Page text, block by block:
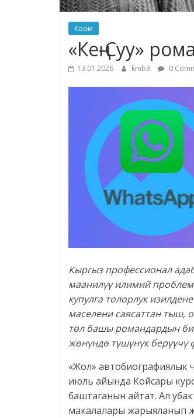
Коом
«Кең-Суу»
13.01.2026 kmb3 0
Кыргыз профессионал
маанилүү илимий
купулга толорлук
маселени саясаттан тыш,
төл башы романдардын
жөнүндө түшүнүк берүүчү
«Жол» автобиографиялык
июль айында Койсары
баштаганын айтат. Ал
макалалары жарыяланып